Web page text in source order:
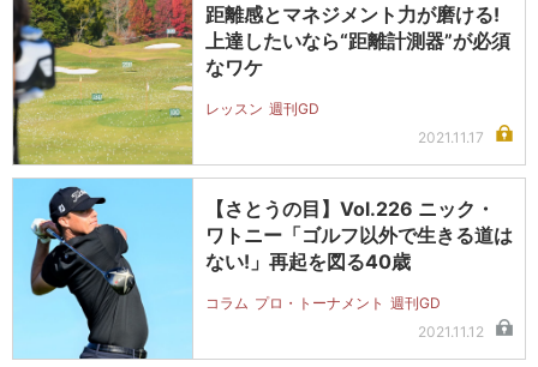
距離感とマネジメント力が磨ける!
上達したいなら“距離計測器”が必須
なワケ
レッスン 週刊GD
2021.11.17
【さとうの目】Vol.226 ニック・
ワトニー「ゴルフ以外で生きる道は
ない!」再起を図る40歳
コラム プロ・トーナメント 週刊GD
2021.11.12